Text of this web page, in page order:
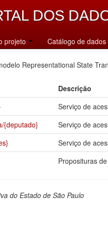
DOS
projeto Catálogo de dados
Representational State
Descrição
Serviço de
{deputado}
Serviço de
Serviço de
Proposituras
do Estado de São Paulo